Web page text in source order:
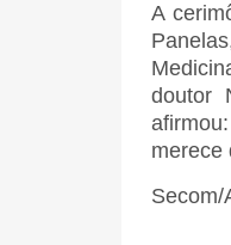
A
doutor
merece
Secom/